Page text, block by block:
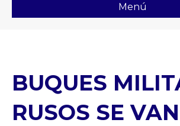
Menú
BUQUES
RUSOS SE